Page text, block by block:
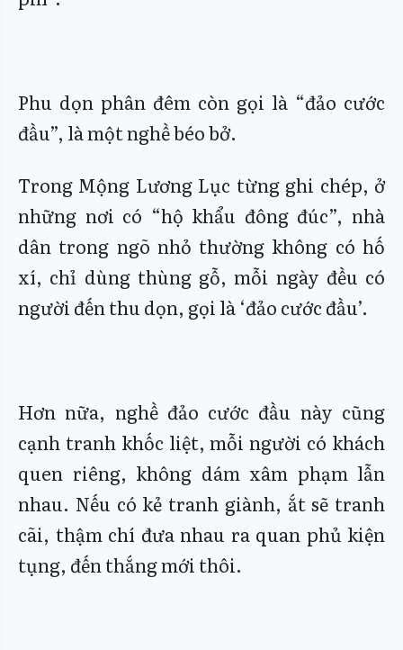
Phu dọn phân đêm còn gọi là “đảo cước
đầu”, là một nghề béo bở.
Trong Mộng Lương Lục từng ghi chép, ở
những nơi có “hộ khẩu đông đúc”, nhà
dân trong ngõ nhỏ thường không có hố
xí, chỉ dùng thùng gỗ, mỗi ngày đều có
người đến thu dọn, gọi là ‘đảo cước đầu’.
Hơn nữa, nghề đảo cước đầu này cũng
cạnh tranh khốc liệt, mỗi người có khách
quen riêng, không dám xâm phạm lẫn
nhau. Nếu có kẻ tranh giành, ắt sẽ tranh
cãi, thậm chí đưa nhau ra quan phủ kiện
tụng, đến thắng mới thôi.